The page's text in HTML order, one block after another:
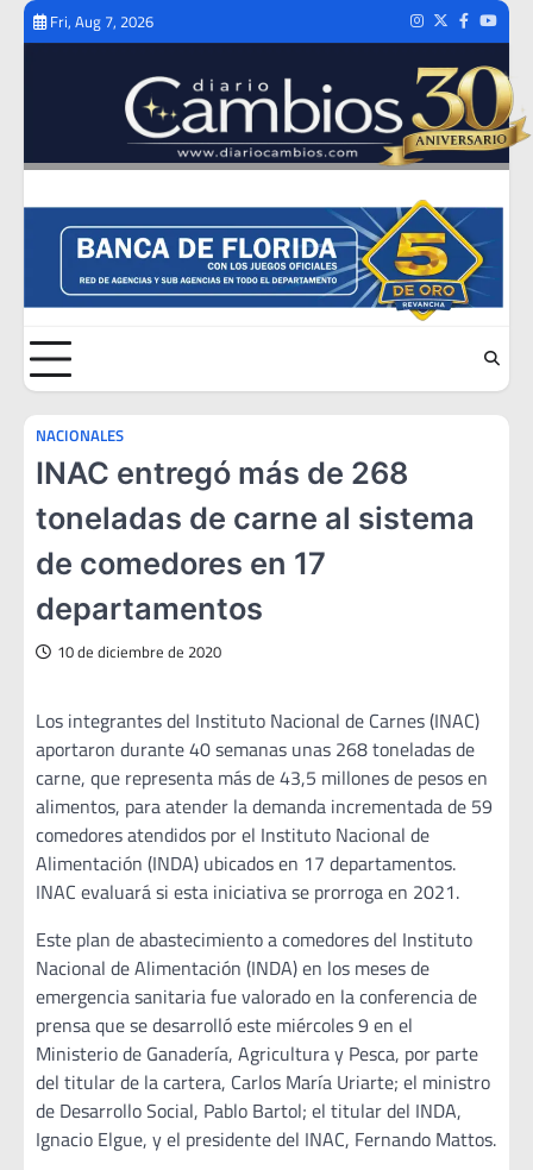
Skip
Fri, Aug 7, 2026 Instagram
TwitterFacebook
NACIONALES
INAC entregó más de 268
toneladas de carne al sistema
de comedores en 17
departamentos
10 de diciembre de 2020
Los integrantes del Instituto Nacional de Carnes (INAC)
aportaron durante 40 semanas unas 268 toneladas de
carne, que representa más de 43,5 millones de pesos en
alimentos, para atender la demanda incrementada de 59
comedores atendidos por el Instituto Nacional de
Alimentación (INDA) ubicados en 17 departamentos.
INAC evaluará si esta iniciativa se prorroga en 2021.
Este plan de abastecimiento a comedores del Instituto
Nacional de Alimentación (INDA) en los meses de
emergencia sanitaria fue valorado en la conferencia de
prensa que se desarrolló este miércoles 9 en el
Ministerio de Ganadería, Agricultura y Pesca, por parte
del titular de la cartera, Carlos María Uriarte; el ministro
de Desarrollo Social, Pablo Bartol; el titular del INDA,
Ignacio Elgue, y el presidente del INAC, Fernando Mattos.